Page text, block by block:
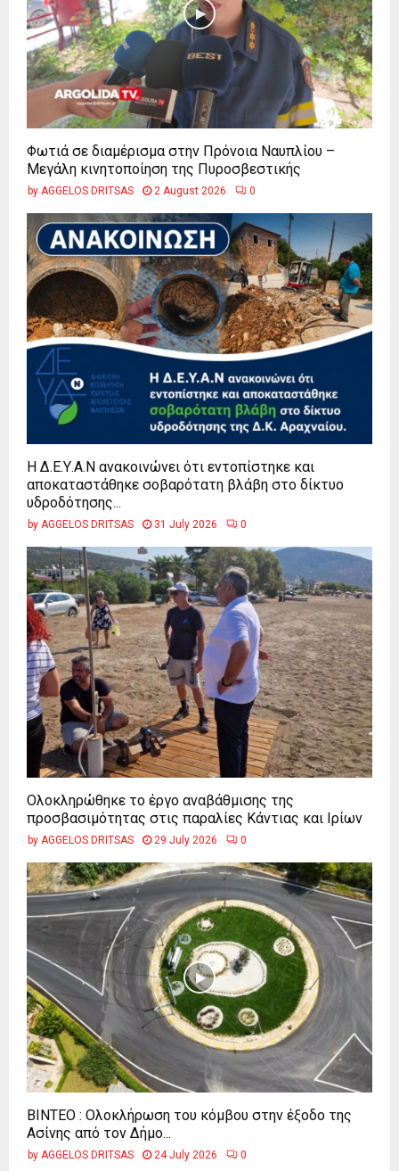
Φωτιά σε διαμέρισμα στην Πρόνοια Ναυπλίου –
Μεγάλη κινητοποίηση της Πυροσβεστικής
by AGGELOS DRITSAS 2 August 2026 0
Η Δ.Ε.Υ.Α.Ν ανακοινώνει ότι εντοπίστηκε και
αποκαταστάθηκε σοβαρότατη βλάβη στο δίκτυο
υδροδότησης...
by AGGELOS DRITSAS 31 July 2026 0
Ολοκληρώθηκε το έργο αναβάθμισης της
προσβασιμότητας στις παραλίες Κάντιας και Ιρίων
by AGGELOS DRITSAS 29 July 2026 0
ΒΙΝΤΕΟ : Ολοκλήρωση του κόμβου στην έξοδο της
Ασίνης από τον Δήμο...
by AGGELOS DRITSAS 24 July 2026 0